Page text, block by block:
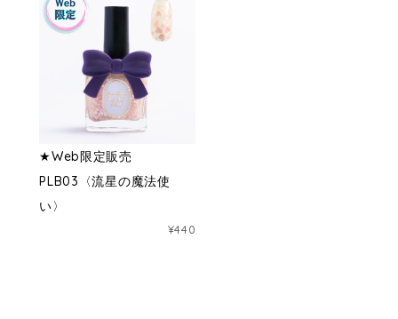
★Web限定販売
PLB03〈流星の魔法使
い〉
¥440